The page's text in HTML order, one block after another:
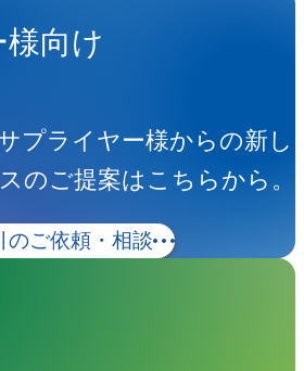
向け
プライヤー様からの新し
のご提案はこちらから。
のご依頼・相談